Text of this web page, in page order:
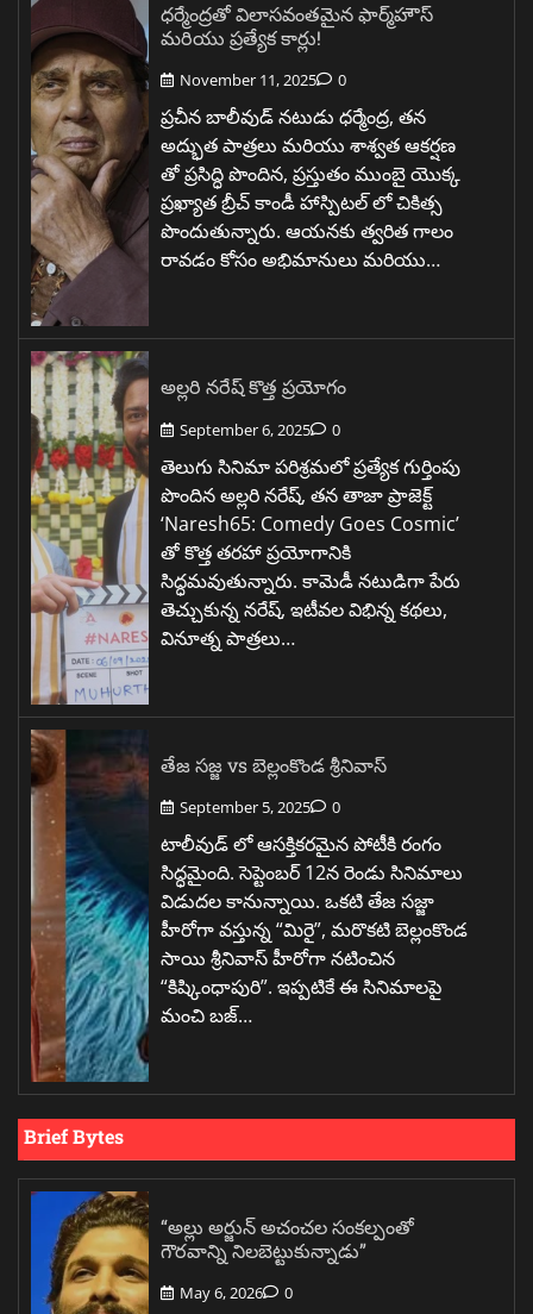
ధర్మేంద్రతో విలాసవంతమైన ఫార్మ్‌హౌస్
మరియు ప్రత్యేక కార్లు!
November 11, 2025 0
ప్రచీన బాలీవుడ్ నటుడు ధర్మేంద్ర, తన
అద్భుత పాత్రలు మరియు శాశ్వత ఆకర్షణ
తో ప్రసిద్ధి పొందిన, ప్రస్తుతం ముంబై యొక్క
ప్రఖ్యాత బ్రీచ్ కాండీ హాస్పిటల్ లో చికిత్స
పొందుతున్నారు. ఆయనకు త్వరిత గాలం
రావడం కోసం అభిమానులు మరియు…
అల్లరి నరేష్ కొత్త ప్రయోగం
September 6, 2025 0
తెలుగు సినిమా పరిశ్రమలో ప్రత్యేక గుర్తింపు
పొందిన అల్లరి నరేష్, తన తాజా ప్రాజెక్ట్
‘Naresh65: Comedy Goes Cosmic’
తో కొత్త తరహా ప్రయోగానికి
సిద్ధమవుతున్నారు. కామెడీ నటుడిగా పేరు
తెచ్చుకున్న నరేష్, ఇటీవల విభిన్న కథలు,
వినూత్న పాత్రలు…
తేజ సజ్జ vs బెల్లంకొండ శ్రీనివాస్
September 5, 2025 0
టాలీవుడ్ లో ఆసక్తికరమైన పోటీకి రంగం
సిద్ధమైంది. సెప్టెంబర్ 12న రెండు సినిమాలు
విడుదల కానున్నాయి. ఒకటి తేజ సజ్జా
హీరోగా వస్తున్న “మిరై”, మరొకటి బెల్లంకొండ
సాయి శ్రీనివాస్ హీరోగా నటించిన
“కిష్కింధాపురి”. ఇప్పటికే ఈ సినిమాలపై
మంచి బజ్…
Brief Bytes
“అల్లు అర్జున్ అచంచల సంకల్పంతో
గౌరవాన్ని నిలబెట్టుకున్నాడు”
May 6, 2026 0